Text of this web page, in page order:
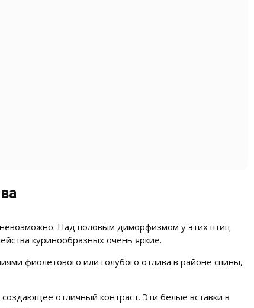
Над половым диморфизмом у этих птиц
куринообразных очень яркие.
фиолетового или голубого отлива в районе спины,
отличный контраст. Эти белые вставки в